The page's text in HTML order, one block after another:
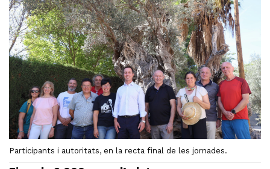
Participants i autoritats, en la recta final de les jornades.